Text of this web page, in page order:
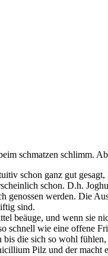
schmatzen schlimm.
schon ganz gut
schon. D.h.
genossen werden. Die
sind.
beäuge, und wenn sie
schnell wie eine offene
bis die sich so wohl
Pilz und der